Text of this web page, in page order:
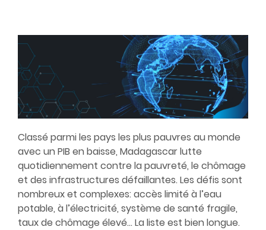
Classé parmi les pays les plus pauvres au monde
avec un PIB en baisse, Madagascar lutte
quotidiennement contre la pauvreté, le chômage
et des infrastructures défaillantes. Les défis sont
nombreux et complexes: accès limité à l’eau
potable, à l’électricité, système de santé fragile,
taux de chômage élevé... La liste est bien longue.